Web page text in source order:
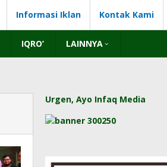
Informasi Iklan Kontak Kami
IQRO’ LAINNYA
Urgen, Ayo Infaq Media